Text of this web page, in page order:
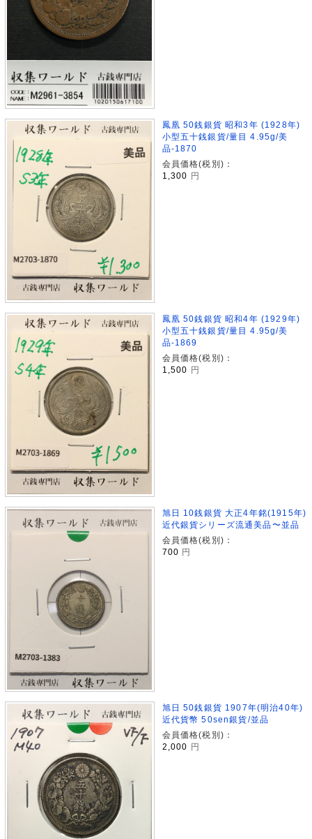
鳳凰 50銭銀貨 昭和3年 (1928年)
小型五十銭銀貨/量目 4.95g/美
品-1870
会員価格(税別)：
1,300 円
鳳凰 50銭銀貨 昭和4年 (1929年)
小型五十銭銀貨/量目 4.95g/美
品-1869
会員価格(税別)：
1,500 円
旭日 10銭銀貨 大正4年銘(1915年)
近代銀貨シリーズ流通美品〜並品
会員価格(税別)：
700 円
旭日 50銭銀貨 1907年(明治40年)
近代貨幣 50sen銀貨/並品
会員価格(税別)：
2,000 円